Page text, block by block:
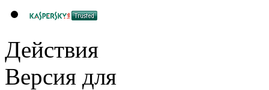
Действия
Версия для